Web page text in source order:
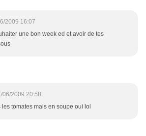
2009 16:07
une bon week ed et avoir de tes
06/2009 20:58
tomates mais en soupe oui lol